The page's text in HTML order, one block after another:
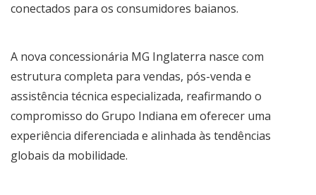
conectados para os consumidores baianos.
A nova concessionária MG Inglaterra nasce com
estrutura completa para vendas, pós-venda e
assistência técnica especializada, reafirmando o
compromisso do Grupo Indiana em oferecer uma
experiência diferenciada e alinhada às tendências
globais da mobilidade.